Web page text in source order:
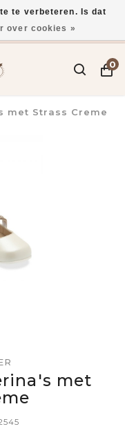
verzonden*
0
met Strass Creme
met
te verbeteren. Is dat
over cookies »